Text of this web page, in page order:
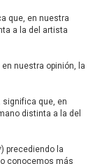
que, en nuestra
a la del artista
en nuestra opinión, la
significa que, en
distinta a la del
precediendo la
conocemos más